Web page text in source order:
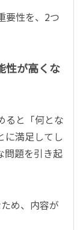
要性を、2つ
性が高くな
ると「何とな
に満足してし
問題を引き起
め、内容が